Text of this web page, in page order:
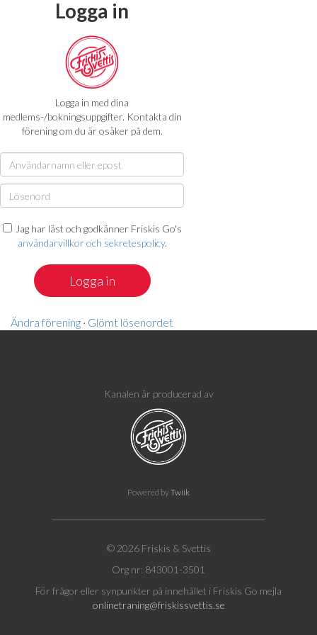
Logga in
Logga in med dina
medlems-/bokningsuppgifter. Kontakta din
förening om du är osäker på dem.
Jag har läst och godkänner Friskis Go's
användarvillkor och sekretespolicy.
Ändra förening · Glömt lösenordet
Kanalen är producerad av
Powered byTwiik
© 2026 Friskis & Svettis
Org nr: 843001-3501
För frågor eller synpunkter på innehållet i Friskis Go mejla
onlinetraning@friskissvettis.se